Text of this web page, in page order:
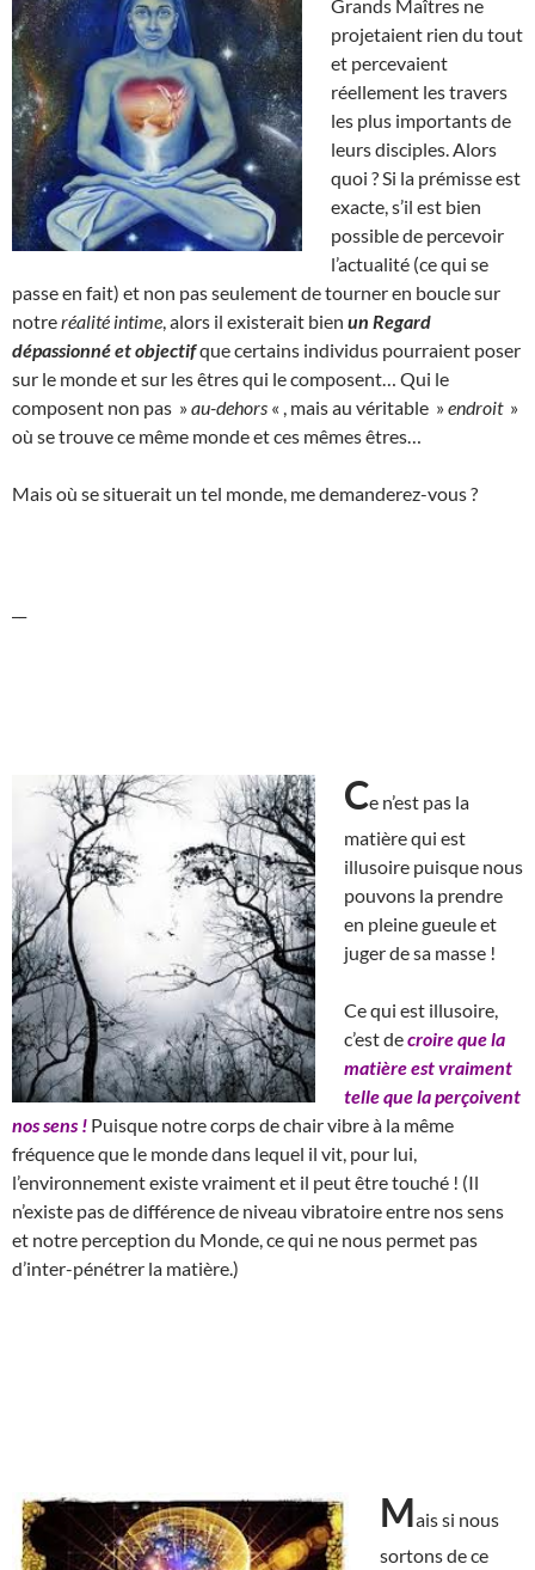
Grands Maîtres ne
projetaient rien du tout
et percevaient
réellement les travers
les plus importants de
leurs disciples. Alors
quoi ? Si la prémisse est
exacte, s’il est bien
possible de percevoir
l’actualité (ce qui se
passe en fait) et non pas seulement de tourner en boucle sur
notreréalité intime , alors il existerait bien un Regard
dépassionné et objectifque certains individus pourraient poser
sur le monde et sur les êtres qui le composent… Qui le
composent non pas »au-dehors « , mais au véritable »endroit »
où se trouve ce même monde et ces mêmes êtres…
Mais où se situerait un tel monde, me demanderez-vous ?
Ce n’est pas la
matière qui est
illusoire puisque nous
pouvons la prendre
en pleine gueule et
juger de sa masse !
Ce qui est illusoire,
c’est decroire que la
matière est vraiment
telle que la perçoivent
nos sens ! Puisque notre corps de chair vibre à la même
fréquence que le monde dans lequel il vit, pour lui,
l’environnement existe vraiment et il peut être touché ! (Il
n’existe pas de différence de niveau vibratoire entre nos sens
et notre perception du Monde, ce qui ne nous permet pas
d’inter-pénétrer la matière.)
Mais si nous
sortons de ce